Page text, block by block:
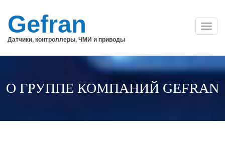
Gefran
Датчики, контроллеры, ЧМИ и приводы
О ГРУППЕ КОМПАНИЙ GEFRAN